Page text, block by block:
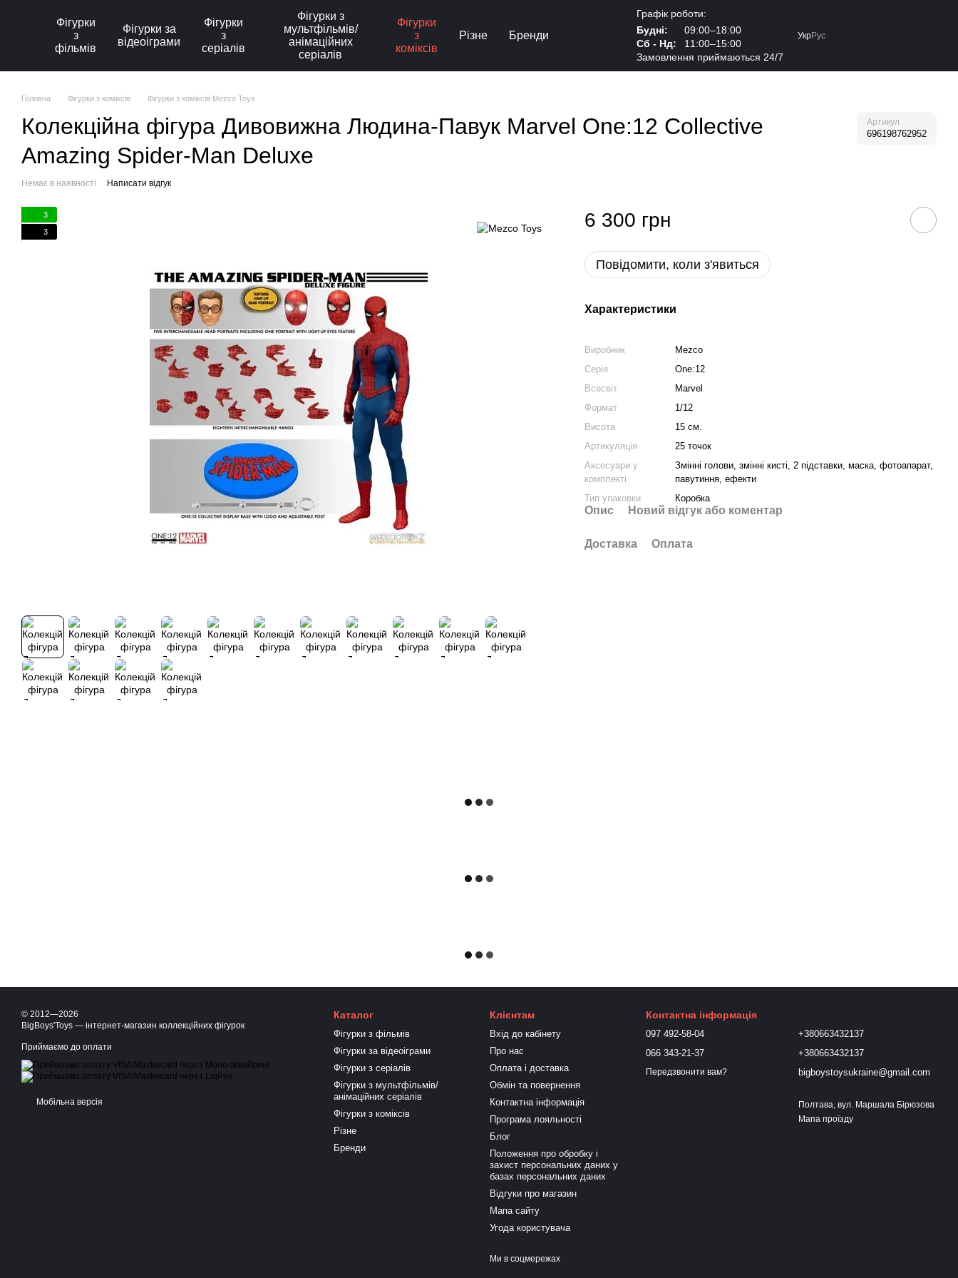
Фігурки
з
фільмів
Фігурки за
відеоіграми
Фігурки
з
серіалів
Фігурки з
мультфільмів/
анімаційних
серіалів
Фігурки
з
коміксів
Різне Бренди
Графік роботи:
Будні:
09:00–18:00
Сб - Нд:
11:00–15:00
Замовлення приймаються 24/7
УкрРус
Головна Фігурки з коміксів Фігурки з коміксів Mezco Toys
Колекційна фігура Дивовижна Людина-Павук Marvel One:12 Collective
Amazing Spider-Man Deluxe
Артикул
696198762952
Немає в наявності Написати відгук
3
3
6 300 грн
Повідомити, коли з'явиться
Характеристики
Виробник
Mezco
Серія
One:12
Всесвіт
Marvel
Формат
1/12
Висота
15 см.
Артикуляція
25 точок
Аксесуари у
комплекті
Змінні голови, змінні кисті, 2 підставки, маска, фотоапарат,
павутиння, ефекти
Тип упаковки
Коробка
Опис Новий відгук або коментар
Доставка Оплата
© 2012—2026
BigBoys'Toys — інтернет-магазин коллекційних фігурок
Приймаємо до оплати
Мобільна версія
Каталог
Фігурки з фільмів
Фігурки за відеоіграми
Фігурки з серіалів
Фігурки з мультфільмів/
анімаційних серіалів
Фігурки з коміксів
Різне
Бренди
Клієнтам
Вхід до кабінету
Про нас
Оплата і доставка
Обмін та повернення
Контактна інформація
Програма лояльності
Блог
Положення про обробку і
захист персональних даних у
базах персональних даних
Відгуки про магазин
Мапа сайту
Угода користувача
Ми в соцмережах
Контактна інформація
097 492-58-04
066 343-21-37
Передзвонити вам?
+380663432137
+380663432137
bigboystoysukraine@gmail.com
Полтава, вул. Маршала Бірюзова
Мапа проїзду